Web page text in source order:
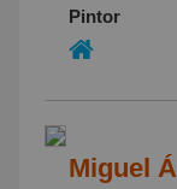
Pintor
Miguel